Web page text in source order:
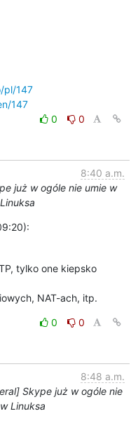
pl/147
147
0
0
8:40 a.m.
już w ogóle nie umie w
Linuksa
tylko one kiepsko
NAT-ach, itp.
0
0
8:48 a.m.
Skype już w ogóle nie
Linuksa